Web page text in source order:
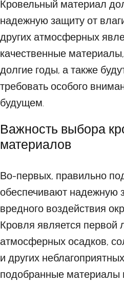
Кровельный материал
надежную защиту от
других атмосферных
качественные
долгие годы, а также
требовать особого
будущем.
Важность выбора
материалов
Во-первых, правильно
обеспечивают надежную
вредного воздействия
Кровля является первой
атмосферных осадков,
и других
подобранные материалы